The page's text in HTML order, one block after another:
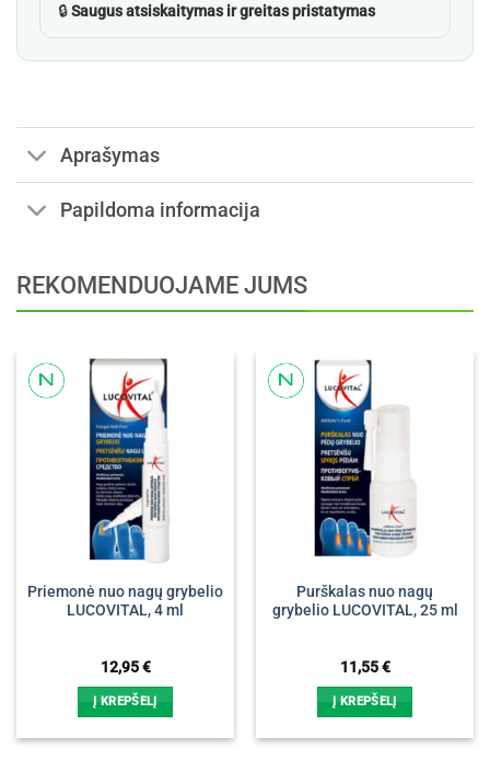
🔒Saugus atsiskaitymas ir greitas pristatymas
Aprašymas
Papildoma informacija
REKOMENDUOJAME JUMS
Priemonė nuo nagų grybelio
LUCOVITAL, 4 ml
12,95€
Į KREPŠELĮ
Purškalas nuo nagų
grybelio LUCOVITAL, 25 ml
11,55€
Į KREPŠELĮ